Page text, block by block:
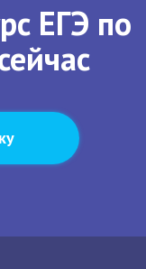
ЕГЭ по